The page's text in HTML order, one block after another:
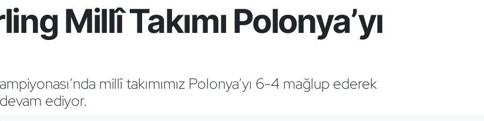
Millî Takımı Polonya’yı
millî takımımız Polonya’yı 6-4 mağlup ederek
ediyor.